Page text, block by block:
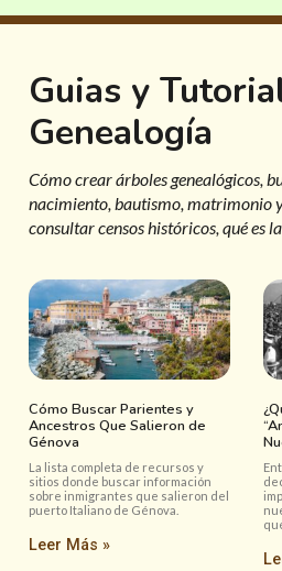
Guias y
Genealogía
Cómo crear árboles genealógicos,
nacimiento, bautismo, matrimonio
consultar censos históricos, qué es
Cómo Buscar Parientes y
Ancestros Que Salieron de
Génova
La lista completa de recursos y
sitios donde buscar información
sobre inmigrantes que salieron del
puerto Italiano de Génova.
Leer Más »